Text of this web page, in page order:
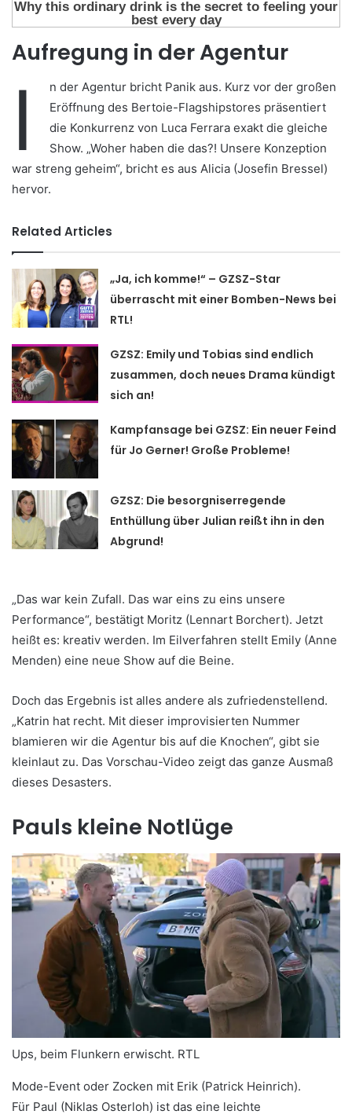
Aufregung in der Agentur
I
n der Agentur bricht Panik aus. Kurz vor der großen
Eröffnung des Bertoie-Flagshipstores präsentiert
die Konkurrenz von Luca Ferrara exakt die gleiche
Show. „Woher haben die das?! Unsere Konzeption
war streng geheim“, bricht es aus Alicia (Josefin Bressel)
hervor.
Related Articles
„Ja, ich komme!“ – GZSZ-Star
überrascht mit einer Bomben-News bei
RTL!
GZSZ: Emily und Tobias sind endlich
zusammen, doch neues Drama kündigt
sich an!
Kampfansage bei GZSZ: Ein neuer Feind
für Jo Gerner! Große Probleme!
GZSZ: Die besorgniserregende
Enthüllung über Julian reißt ihn in den
Abgrund!
„Das war kein Zufall. Das war eins zu eins unsere
Performance“, bestätigt Moritz (Lennart Borchert). Jetzt
heißt es: kreativ werden. Im Eilverfahren stellt Emily (Anne
Menden) eine neue Show auf die Beine.
Doch das Ergebnis ist alles andere als zufriedenstellend.
„Katrin hat recht. Mit dieser improvisierten Nummer
blamieren wir die Agentur bis auf die Knochen“, gibt sie
kleinlaut zu. Das Vorschau-Video zeigt das ganze Ausmaß
dieses Desasters.
Pauls kleine Notlüge
Ups, beim Flunkern erwischt. RTL
Mode-Event oder Zocken mit Erik (Patrick Heinrich).
Für Paul (Niklas Osterloh) ist das eine leichte